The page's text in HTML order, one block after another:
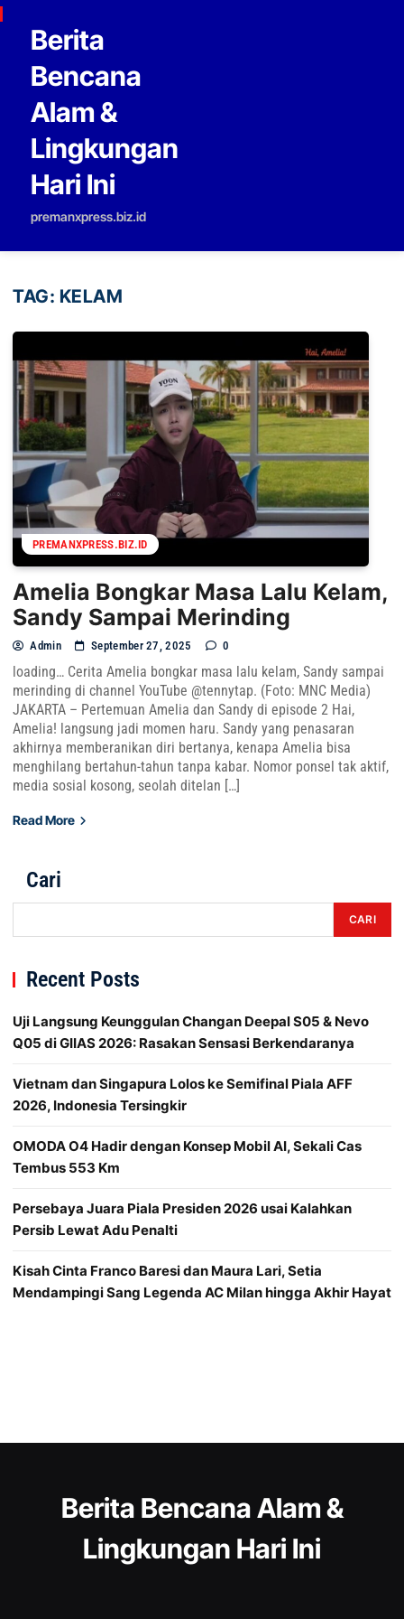
Skip to content
Berita
Bencana
Alam &
Lingkungan
Hari Ini
premanxpress.biz.id
TAG: KELAM
PREMANXPRESS.BIZ.ID
Amelia Bongkar Masa Lalu Kelam,
Sandy Sampai Merinding
Admin September 27, 2025 0
loading… Cerita Amelia bongkar masa lalu kelam, Sandy sampai
merinding di channel YouTube @tennytap. (Foto: MNC Media)
JAKARTA – Pertemuan Amelia dan Sandy di episode 2 Hai,
Amelia! langsung jadi momen haru. Sandy yang penasaran
akhirnya memberanikan diri bertanya, kenapa Amelia bisa
menghilang bertahun-tahun tanpa kabar. Nomor ponsel tak aktif,
media sosial kosong, seolah ditelan […]
Read More
Cari
CARI
Recent Posts
Uji Langsung Keunggulan Changan Deepal S05 & Nevo
Q05 di GIIAS 2026: Rasakan Sensasi Berkendaranya
Vietnam dan Singapura Lolos ke Semifinal Piala AFF
2026, Indonesia Tersingkir
OMODA O4 Hadir dengan Konsep Mobil AI, Sekali Cas
Tembus 553 Km
Persebaya Juara Piala Presiden 2026 usai Kalahkan
Persib Lewat Adu Penalti
Kisah Cinta Franco Baresi dan Maura Lari, Setia
Mendampingi Sang Legenda AC Milan hingga Akhir Hayat
Berita Bencana Alam &
Lingkungan Hari Ini